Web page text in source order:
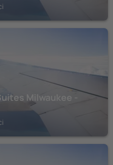
Milwaukee -